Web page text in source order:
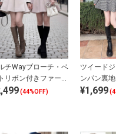
チWayブローチ・ベ
リボン付きファーコ
(44%OFF)
ツイード
ンパン裏
ニスカート
¥1,699